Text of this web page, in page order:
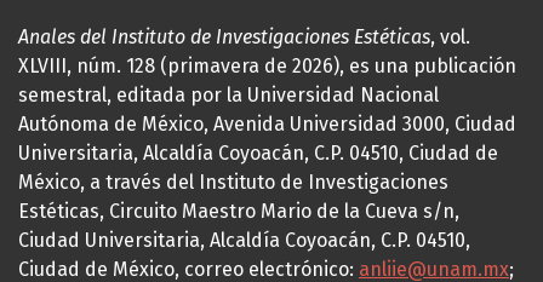
Anales del Instituto de Investigaciones Estéticas, vol.
XLVIII, núm. 128 (primavera de 2026), es una publicación
semestral, editada por la Universidad Nacional
Autónoma de México, Avenida Universidad 3000, Ciudad
Universitaria, Alcaldía Coyoacán, C.P. 04510, Ciudad de
México, a través del Instituto de Investigaciones
Estéticas, Circuito Maestro Mario de la Cueva s/n,
Ciudad Universitaria, Alcaldía Coyoacán, C.P. 04510,
Ciudad de México, correo electrónico: anliie@unam.mx;